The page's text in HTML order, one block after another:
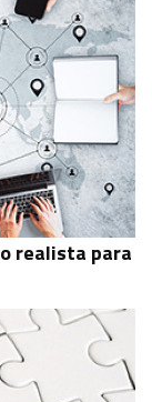
realista para